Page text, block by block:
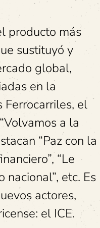
producto más
sustituyó y
global,
en la
Ferrocarriles, el
a la
“Paz con la
“Le
nacional”, etc. Es
actores,
el ICE.